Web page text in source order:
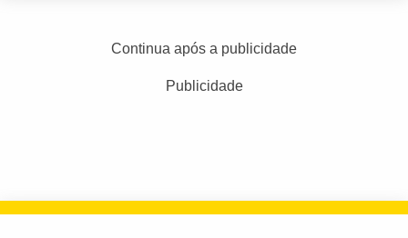
Continua após a publicidade
Publicidade